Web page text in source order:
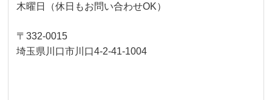
木曜日（休日もお問い合わせOK）
〒332-0015
埼玉県川口市川口4-2-41-1004